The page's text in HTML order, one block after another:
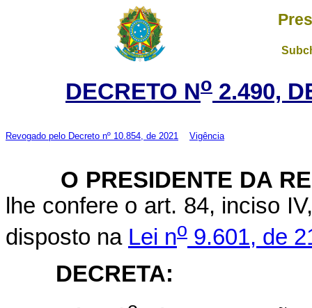
DECRETO No 2.490,
Revogado pelo Decreto nº 10.854, de 2021 Vigência
O PRESIDENTE DA
lhe confere o art. 84, inciso
disposto na Lei no 9.601, de
DECRETA: